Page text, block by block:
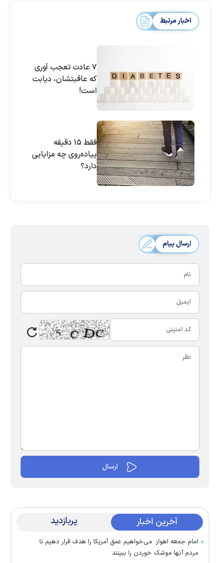
اخبار مرتبط
۷ عادت تعجب آوری
که عاقبتشان، دیابت
است!
فقط ۱۵ دقیقه
پیاده‌روی چه مزایایی
دارد؟
ارسال پیام
آخرین اخبار پربازدید
امام جمعه اهواز: می‌خواهیم عمق آمریکا را هدف قرار دهیم تا
مردم آنها موشک خوردن را ببینند